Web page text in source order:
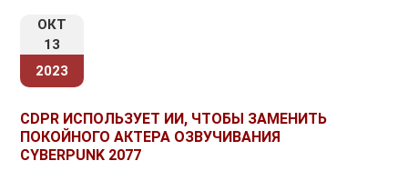
ОКТ
13
2023
CDPR ИСПОЛЬЗУЕТ ИИ, ЧТОБЫ ЗАМЕНИТЬ
ПОКОЙНОГО АКТЕРА ОЗВУЧИВАНИЯ
CYBERPUNK 2077